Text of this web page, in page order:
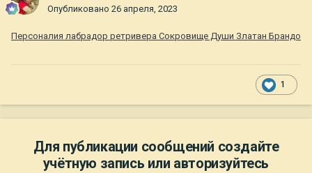
Опубликовано 26 апреля, 2023
Персоналия лабрадор ретривера Сокровище Души Златан Брандо
1
Для публикации сообщений создайте
учётную запись или авторизуйтесь